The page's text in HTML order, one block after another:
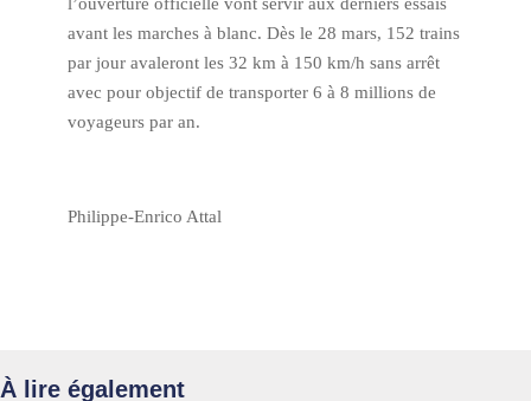
avant les marches à blanc. Dès le 28 mars, 152 trains
par jour avaleront les 32 km à 150 km/h sans arrêt
avec pour objectif de transporter 6 à 8 millions de
voyageurs par an.
Philippe-Enrico Attal
À lire également